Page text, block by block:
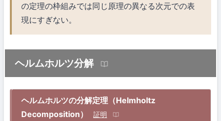
の定理の枠組みでは同じ原理の異なる次元での表
現にすぎない。
ヘルムホルツ分解
ヘルムホルツの分解定理（Helmholtz
Decomposition）
証明